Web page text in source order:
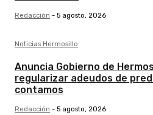
Redacción - 5 agosto, 2026
Noticias Hermosillo
Anuncia Gobierno de
regularizar adeudos de
contamos
Redacción - 5 agosto, 2026